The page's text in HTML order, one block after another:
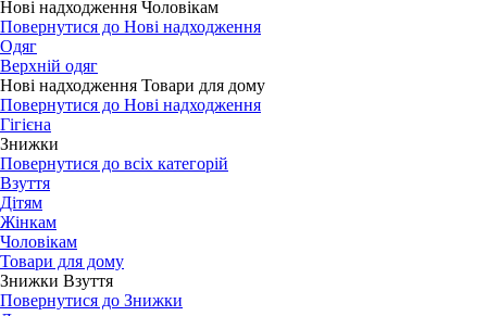
Нові надходження Чоловікам
Повернутися до Нові надходження
Одяг
Верхній одяг
Нові надходження Товари для дому
Повернутися до Нові надходження
Гігієна
Знижки
Повернутися до всіх категорій
Взуття
Дітям
Жінкам
Чоловікам
Товари для дому
Знижки Взуття
Повернутися до Знижки